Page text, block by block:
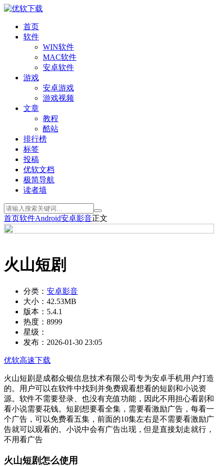
首页
软件
WIN软件
MAC软件
安卓软件
游戏
安卓游戏
游戏视频
文章
教程
酷站
排行榜
标签
投稿
优软文档
极简导航
读者墙
首页软件Android安卓影音正文
火山短剧
分类： 安卓影音
大小： 42.53MB
版本： 5.4.1
热度： 8999
星级：
发布： 2026-01-30 23:05
优软高速下载
火山短剧是成都众银信息技术有限公司专为安卓手机用户打造
的。用户可以在软件中找到并免费观看想看的短剧和小说资
源。软件不需要登录、也没有充值功能，因此不用担心看剧和
看小说需要花钱。短剧想要看全集，需要看激励广告，每看一
个广告，可以免费看五集，前面的10集左右是不需要看激励广
告就可以观看的。小说中会有广告出现，但是直接划走就行，
不用看广告
火山短剧怎么使用